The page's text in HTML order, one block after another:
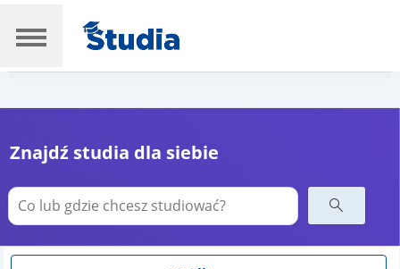
Znajdź studia dla siebie